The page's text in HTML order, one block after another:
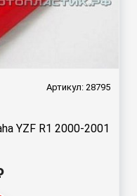
Артикул: 28795
YZF R1 2000-2001